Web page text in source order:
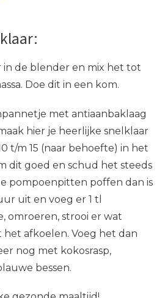
in de blender en mix het tot
Doe dit in een kom.
met antiaanbaklaag
hier je heerlijke snelklaar
t/m 15 (naar behoefte) in het
dit goed en schud het steeds
pompoenpitten poffen dan is
uit en voeg er 1 tl
omroeren, strooi er wat
afkoelen. Voeg het dan
nog met kokosrasp,
bessen.